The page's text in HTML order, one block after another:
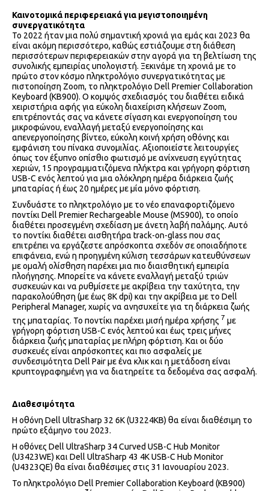
Καινοτομικά περιφερειακά για μεγιστοποιημένη
συνεργατικότητα
Το 2022 ήταν μια πολύ σημαντική χρονιά για εμάς και 2023 θα
είναι ακόμη περισσότερο, καθώς εστιάζουμε στη διάθεση
περισσότερων περιφερειακών στην αγορά για τη βελτίωση της
συνολικής εμπειρίας υπολογιστή. Ξεκινάμε τη χρονιά με το
πρώτο στον κόσμο πληκτρολόγιο συνεργατικότητας με
πιστοποίηση Zoom, το πληκτρολόγιο Dell Premier Collaboration
Keyboard (KB900). Ο κομψός σχεδιασμός του διαθέτει ειδικά
χειριστήρια αφής για εύκολη διαχείριση κλήσεων Zoom,
επιτρέποντάς σας να κάνετε σίγαση και ενεργοποίηση του
μικροφώνου, εναλλαγή μεταξύ ενεργοποίησης και
απενεργοποίησης βίντεο, εύκολη κοινή χρήση οθόνης και
εμφάνιση του πίνακα συνομιλίας. Αξιοποιείστε λειτουργίες
όπως τον έξυπνο οπίσθιο φωτισμό με ανίχνευση εγγύτητας
χεριών, 15 προγραμματιζόμενα πλήκτρα και γρήγορη φόρτιση
USB-C ενός λεπτού για μια ολόκληρη ημέρα διάρκεια ζωής
μπαταρίας ή έως 20 ημέρες με μία μόνο φόρτιση.
Συνδυάστε το πληκτρολόγιο με το νέο επαναφορτιζόμενο
ποντίκι Dell Premier Rechargeable Mouse (MS900), το οποίο
διαθέτει προσεγμένη σχεδίαση με άνετη λαβή παλάμης. Αυτό
το ποντίκι διαθέτει αισθητήρα track-on-glass που σας
επιτρέπει να εργάζεστε απρόσκοπτα σχεδόν σε οποιαδήποτε
επιφάνεια, ενώ η προηγμένη κύλιση τεσσάρων κατευθύνσεων
με ομαλή ολίσθηση παρέχει μια πιο διαισθητική εμπειρία
πλοήγησης. Μπορείτε να κάνετε εναλλαγή μεταξύ τριών
συσκευών και να ρυθμίσετε με ακρίβεια την ταχύτητα, την
παρακολούθηση (με έως 8K dpi) και την ακρίβεια με το Dell
Peripheral Manager, χωρίς να ανησυχείτε για τη διάρκεια ζωής
της μπαταρίας. Το ποντίκι παρέχει μισή ημέρα χρήσης 7 με
γρήγορη φόρτιση USB-C ενός λεπτού και έως τρεις μήνες
διάρκεια ζωής μπαταρίας με πλήρη φόρτιση. Και οι δύο
συσκευές είναι απρόσκοπτες και πιο ασφαλείς με
συνδεσιμότητα Dell Pair με ένα κλικ και η μετάδοση είναι
κρυπτογραφημένη για να διατηρείτε τα δεδομένα σας ασφαλή.
Διαθεσιμότητα
Η οθόνη Dell UltraSharp 32 6K (U3224KB) θα είναι διαθέσιμη το
πρώτο εξάμηνο του 2023.
Η οθόνες Dell UltraSharp 34 Curved USB-C Hub Monitor
(U3423WE) και Dell UltraSharp 43 4K USB-C Hub Monitor
(U4323QE) θα είναι διαθέσιμες στις 31 Ιανουαρίου 2023.
Το πληκτρολόγιο Dell Premier Collaboration Keyboard (KB900)